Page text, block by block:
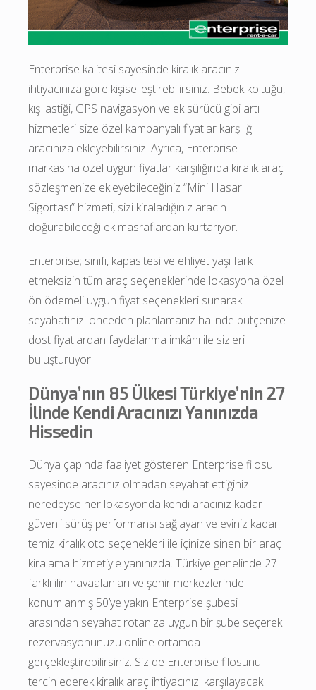
Enterprise kalitesi sayesinde kiralık aracınızı
ihtiyacınıza göre kişiselleştirebilirsiniz. Bebek koltuğu,
kış lastiği, GPS navigasyon ve ek sürücü gibi artı
hizmetleri size özel kampanyalı fiyatlar karşılığı
aracınıza ekleyebilirsiniz. Ayrıca, Enterprise
markasına özel uygun fiyatlar karşılığında kiralık araç
sözleşmenize ekleyebileceğiniz “Mini Hasar
Sigortası” hizmeti, sizi kiraladığınız aracın
doğurabileceği ek masraflardan kurtarıyor.
Enterprise; sınıfı, kapasitesi ve ehliyet yaşı fark
etmeksizin tüm araç seçeneklerinde lokasyona özel
ön ödemeli uygun fiyat seçenekleri sunarak
seyahatinizi önceden planlamanız halinde bütçenize
dost fiyatlardan faydalanma imkânı ile sizleri
buluşturuyor.
Dünya’nın 85 Ülkesi Türkiye’nin 27
İlinde Kendi Aracınızı Yanınızda
Hissedin
Dünya çapında faaliyet gösteren Enterprise filosu
sayesinde aracınız olmadan seyahat ettiğiniz
neredeyse her lokasyonda kendi aracınız kadar
güvenli sürüş performansı sağlayan ve eviniz kadar
temiz kiralık oto seçenekleri ile içinize sinen bir araç
kiralama hizmetiyle yanınızda. Türkiye genelinde 27
farklı ilin havaalanları ve şehir merkezlerinde
konumlanmış 50’ye yakın Enterprise şubesi
arasından seyahat rotanıza uygun bir şube seçerek
rezervasyonunuzu online ortamda
gerçekleştirebilirsiniz. Siz de Enterprise filosunu
tercih ederek kiralık araç ihtiyacınızı karşılayacak